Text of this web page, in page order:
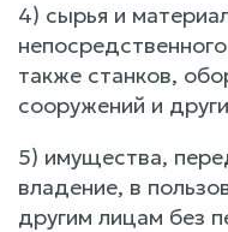
4) сырья и
также станков,
сооружений и
5) имущества,
владение, в
другим лицам без